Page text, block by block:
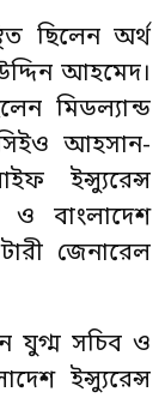
ছিলেন অর্থ
আহমেদ।
মিডল্যান্ড
আহসান-
ইন্স্যুরেন্স
ও বাংলাদেশ
জেনারেল
যুগ্ম সচিব ও
ইন্স্যুরেন্স